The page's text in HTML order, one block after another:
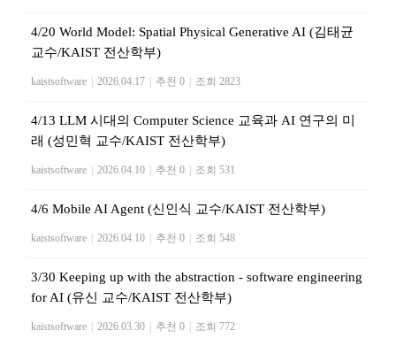
4/20 World Model: Spatial Physical Generative AI (김태균
교수/KAIST 전산학부)
kaistsoftware 2026.04.17 추천 0 조회 2823
4/13 LLM 시대의 Computer Science 교육과 AI 연구의 미
래 (성민혁 교수/KAIST 전산학부)
kaistsoftware 2026.04.10 추천 0 조회 531
4/6 Mobile AI Agent (신인식 교수/KAIST 전산학부)
kaistsoftware 2026.04.10 추천 0 조회 548
3/30 Keeping up with the abstraction - software engineering
for AI (유신 교수/KAIST 전산학부)
kaistsoftware 2026.03.30 추천 0 조회 772